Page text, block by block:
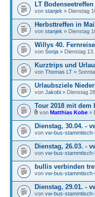
LT Bodenseetreffen
von stanjek » Dienstag
Herbsttreffen in
von stanjek » Dienstag
Willys 40.
von Sonja » Dienstag
Kurztrips und
von Thomas LT »
Urlaubsziele
von Jakobi » Dienstag
Tour 2018 mit dem
von Matthias Kobe »
Dienstag, 30.04. -
von vw-bus-
Dienstag, 26.03. -
von vw-bus-
bullis verbinden
von vw-bus-
Dienstag, 29.01. -
von vw-bus-